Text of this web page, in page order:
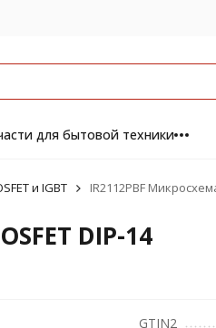
для бытовой техники
и IGBT IR2112PBF
DIP-14
GTIN2